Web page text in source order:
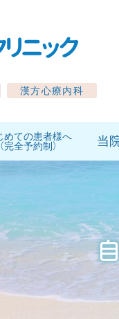
漢方心療内科
めての患者様へ
（完全予約制）
当